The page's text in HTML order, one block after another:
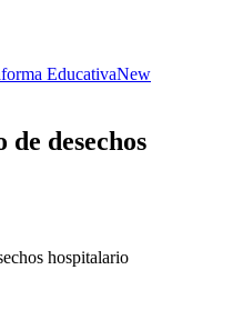
EducativaNew
desechos
hospitalario